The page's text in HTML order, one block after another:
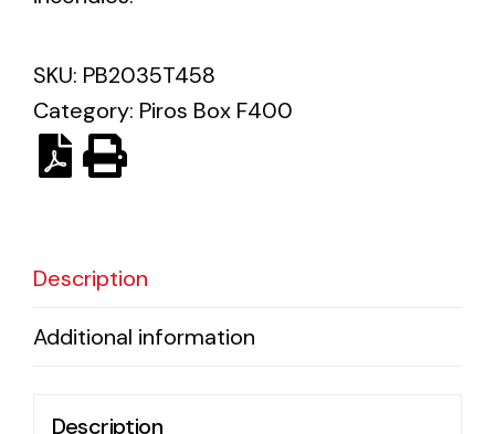
Solar lighting
Variety of solar solutions for all kinds of needs.
SKU: PB2035T458
Category: Piros Box F400
Description
Additional information
Description